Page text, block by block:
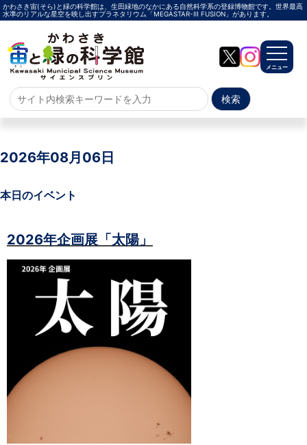
かわさき宙(そら)と緑の科学館は、生田緑地のなかにある自然科学系の登録博物館です。世界最高
水準のリアルな星空を映し出すプラネタリウム「MEGASTAR-Ⅲ FUSION」があります。
メニュー
ホーム
メガスターご紹介
投影メニュー
投影時間・料金
プラネタリウム解説員
イベント
自然体験
天文体験
フロア案内
屋外展示 D51形蒸気機関車
利用案内
開館時間・プラネタリウム投影時間・観覧料
カフェ・ショップ
アクセス・駐車場
科学館資料の特別利用料
団体利用予約
学校団体
幼稚園・保育園団体
一般団体
かわさき星空ウォッチング
出前科学実験教室
プラネタリウム一般団体貸切利用「星空自由空間」
科学館概要
2026年08月06日
本日のイベント
2026年企画展「太陽」